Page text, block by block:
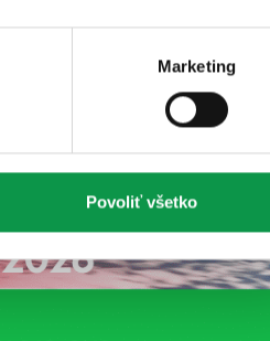
Marketing
Povoliť všetko